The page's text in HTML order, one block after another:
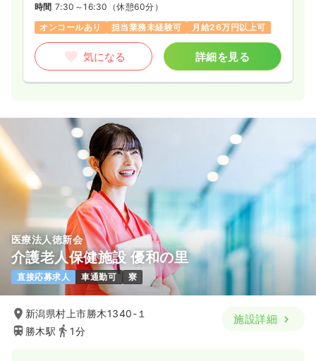
時間 7:30～16:30 （休憩60分）
オンコールあり
担当業務未経験可 月給26万円以上可
気になる 詳細を見る
医療法人徳新会
介護老人保健施設 優和の里
直接応募求人 車通勤可 寮
新潟県村上市勝木1340-１
勝木駅
1分
施設詳細